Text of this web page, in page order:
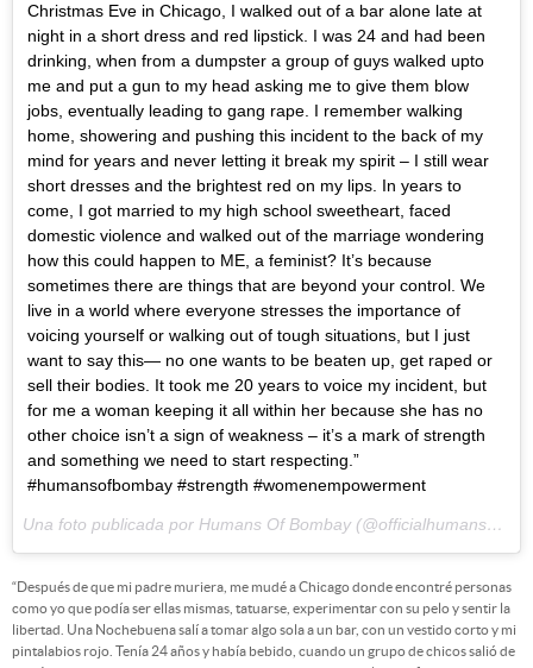
Christmas Eve in Chicago, I walked out of a bar alone late at
night in a short dress and red lipstick. I was 24 and had been
drinking, when from a dumpster a group of guys walked upto
me and put a gun to my head asking me to give them blow
jobs, eventually leading to gang rape. I remember walking
home, showering and pushing this incident to the back of my
mind for years and never letting it break my spirit – I still wear
short dresses and the brightest red on my lips. In years to
come, I got married to my high school sweetheart, faced
domestic violence and walked out of the marriage wondering
how this could happen to ME, a feminist? It’s because
sometimes there are things that are beyond your control. We
live in a world where everyone stresses the importance of
voicing yourself or walking out of tough situations, but I just
want to say this— no one wants to be beaten up, get raped or
sell their bodies. It took me 20 years to voice my incident, but
for me a woman keeping it all within her because she has no
other choice isn’t a sign of weakness – it’s a mark of strength
and something we need to start respecting.”
#humansofbombay #strength #womenempowerment
Una foto publicada por Humans Of Bombay (@officialhumansofbombay) el
“Después de que mi padre muriera, me mudé a Chicago donde encontré personas
como yo que podía ser ellas mismas, tatuarse, experimentar con su pelo y sentir la
libertad. Una Nochebuena salí a tomar algo sola a un bar, con un vestido corto y mi
pintalabios rojo. Tenía 24 años y había bebido, cuando un grupo de chicos salió de